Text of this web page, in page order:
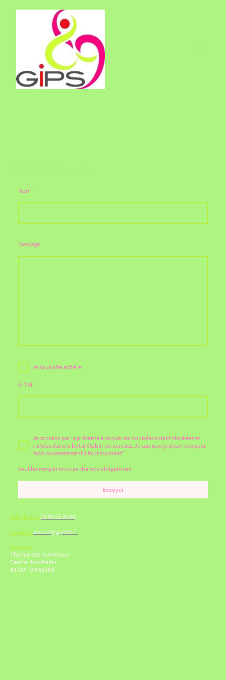
Nom*
Message
Je souhaite adhérer
E-Mail
Je consens par la présente à ce que ces données soient stockées et
traitées dans le but d'établir un contact. Je sais que je peux révoquer
mon consentement à tout moment*
Veuillez remplir tous les champs obligatoires.
Envoyer
Téléphone: 03 86 55 35 64
Courriel: accueil@gips89.fr
Adresse:
Chemin des Jumériaux
Centre Hospitalier
89700 TONNERRE